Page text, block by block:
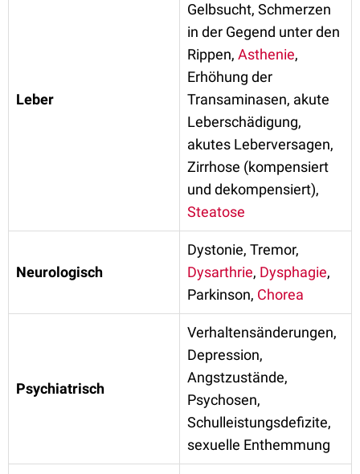
Leber
Gelbsucht, Schmerzen
in der Gegend unter den
Rippen, Asthenie,
Erhöhung der
Transaminasen, akute
Leberschädigung,
akutes Leberversagen,
Zirrhose (kompensiert
und dekompensiert),
Steatose
Neurologisch
Dystonie, Tremor,
Dysarthrie, Dysphagie,
Parkinson, Chorea
Psychiatrisch
Verhaltensänderungen,
Depression,
Angstzustände,
Psychosen,
Schulleistungsdefizite,
sexuelle Enthemmung